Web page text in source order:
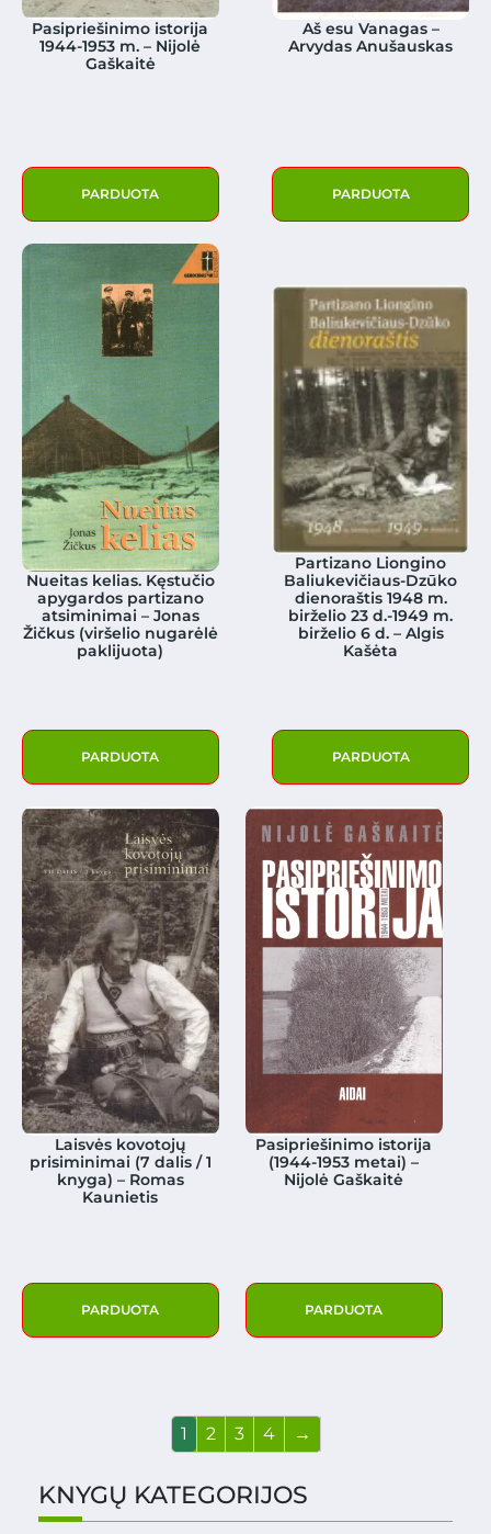
Pasipriešinimo istorija
1944-1953 m. – Nijolė
Gaškaitė
PARDUOTA
Aš esu Vanagas –
Arvydas Anušauskas
PARDUOTA
Nueitas kelias. Kęstučio
apygardos partizano
atsiminimai – Jonas
Žičkus (viršelio nugarėlė
paklijuota)
PARDUOTA
Partizano Liongino
Baliukevičiaus-Dzūko
dienoraštis 1948 m.
birželio 23 d.-1949 m.
birželio 6 d. – Algis
Kašėta
PARDUOTA
Laisvės kovotojų
prisiminimai (7 dalis / 1
knyga) – Romas
Kaunietis
PARDUOTA
Pasipriešinimo istorija
(1944-1953 metai) –
Nijolė Gaškaitė
PARDUOTA
1 2 3 4 →
KNYGŲ KATEGORIJOS